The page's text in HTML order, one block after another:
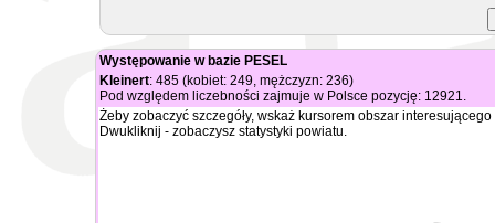
Występowanie w bazie PESEL
Kleinert: 485 (kobiet: 249, mężczyzn: 236)
Pod względem liczebności zajmuje w Polsce pozycję: 12921.
Żeby zobaczyć szczegóły, wskaż kursorem obszar
Dwukliknij - zobaczysz statystyki powiatu.